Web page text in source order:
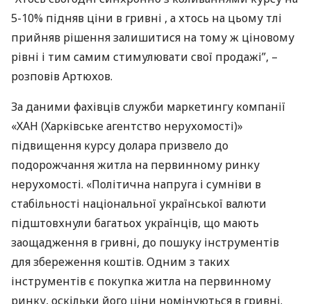
5-10% підняв ціни в гривні , а хтось на цьому тлі
прийняв рішення залишитися на тому ж ціновому
рівні і тим самим стимулювати свої продажі”, –
розповів Артюхов.
За даними фахівців служби маркетингу компанії
«ХАН (Харківське агентство нерухомості)»
підвищення курсу долара призвело до
подорожчання житла на первинному ринку
нерухомості. «Політична напруга і сумніви в
стабільності національної української валюти
підштовхнули багатьох українців, що мають
заощадження в гривні, до пошуку інструментів
для збереження коштів. Одним з таких
інструментів є покупка житла на первинному
ринку, оскільки його ціни номінуються в гривні.